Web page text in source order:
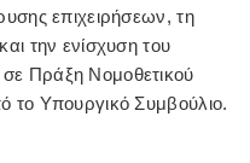
επιχειρήσεων, τη
την ενίσχυση του
Πράξη Νομοθετικού
το Υπουργικό Συμβούλιο.